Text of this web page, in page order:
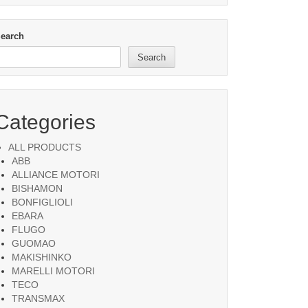
Search
ALL PRODUCTS
ABB
ALLIANCE MOTORI
BISHAMON
BONFIGLIOLI
EBARA
FLUGO
GUOMAO
MAKISHINKO
MARELLI MOTORI
TECO
TRANSMAX